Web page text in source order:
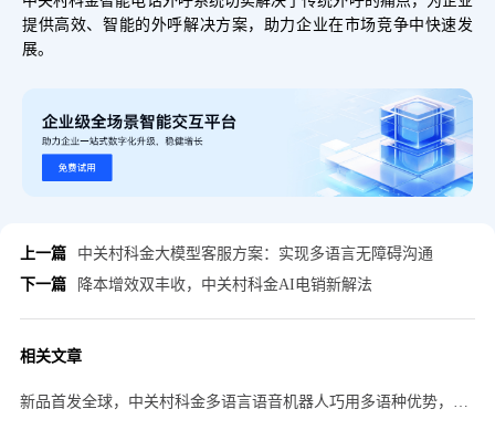
提供高效、智能的外呼解决方案，助力企业在市场竞争中快速发
展。
上一篇
中关村科金大模型客服方案：实现多语言无障碍沟通
下一篇
降本增效双丰收，中关村科金AI电销新解法
相关文章
新品首发全球，中关村科金多语言语音机器人巧用多语种优势，精准触达各国客户